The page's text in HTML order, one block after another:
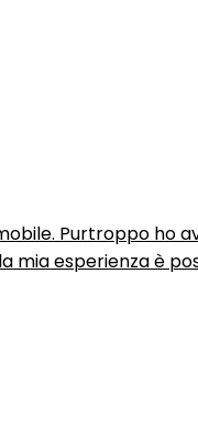
Purtroppo ho
mia esperienza è